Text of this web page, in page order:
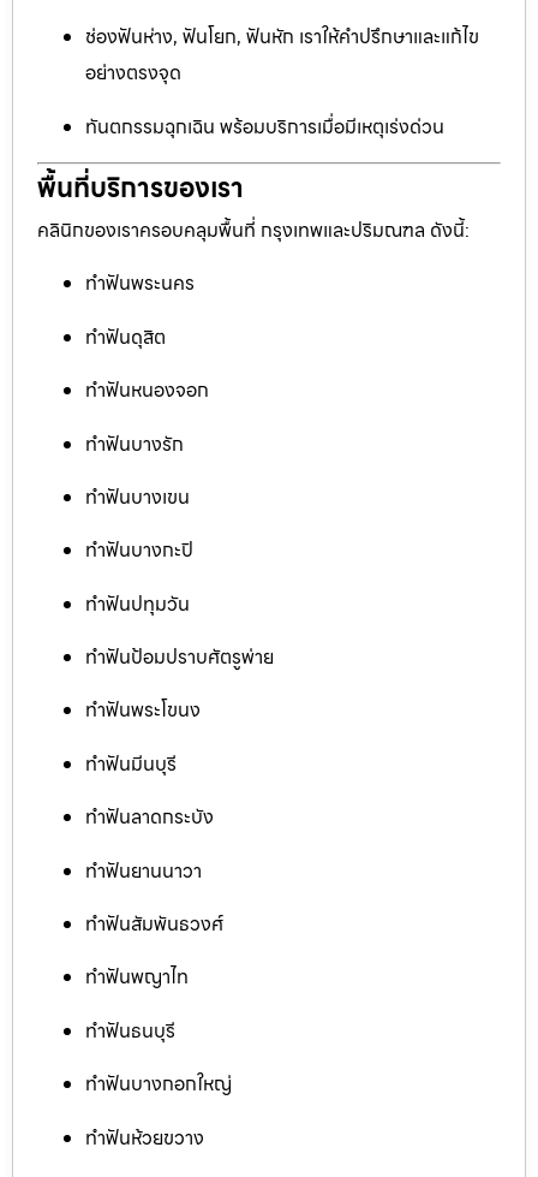
ช่องฟันห่าง, ฟันโยก, ฟันหัก เราให้คำปรึกษาและแก้ไข
อย่างตรงจุด
ทันตกรรมฉุกเฉิน พร้อมบริการเมื่อมีเหตุเร่งด่วน
พื้นที่บริการของเรา
คลินิกของเราครอบคลุมพื้นที่ กรุงเทพและปริมณฑล ดังนี้:
ทำฟันพระนคร
ทำฟันดุสิต
ทำฟันหนองจอก
ทำฟันบางรัก
ทำฟันบางเขน
ทำฟันบางกะปิ
ทำฟันปทุมวัน
ทำฟันป้อมปราบศัตรูพ่าย
ทำฟันพระโขนง
ทำฟันมีนบุรี
ทำฟันลาดกระบัง
ทำฟันยานนาวา
ทำฟันสัมพันธวงศ์
ทำฟันพญาไท
ทำฟันธนบุรี
ทำฟันบางกอกใหญ่
ทำฟันห้วยขวาง